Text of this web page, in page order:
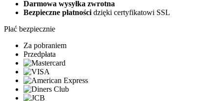
Darmowa wysyłka zwrotna
Bezpieczne płatności dzięki certyfikatowi SSL
Płać bezpiecznie
Za pobraniem
Przedpłata